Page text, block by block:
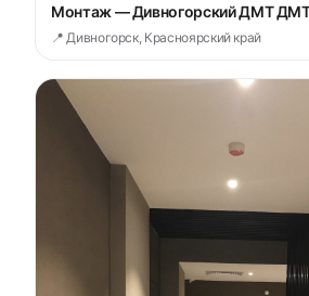
Монтаж — Дивногорский ДМТ
📍 Дивногорск, Красноярский край